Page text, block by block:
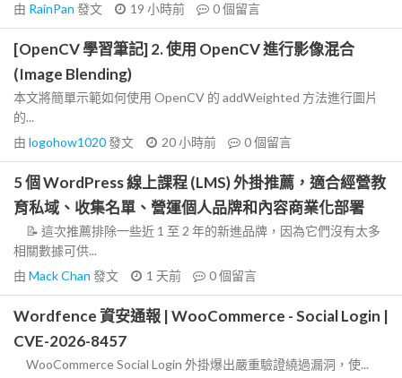
由 RainPan 發文 19 小時前 0個留言
[OpenCV 學習筆記] 2. 使用 OpenCV 進行影像混合
(Image Blending)
本文將簡單示範如何使用 OpenCV 的 addWeighted 方法進行圖片
的...
由 logohow1020發文 20 小時前 0個留言
5 個 WordPress 線上課程 (LMS) 外掛推薦，適合經營教
育私域、收集名單、營運個人品牌和內容商業化部署
📝 這次推薦排除一些近 1 至 2 年的新進品牌，因為它們沒有太多
相關數據可供...
由 Mack Chan 發文 1 天前 0個留言
Wordfence 資安通報 | WooCommerce - Social Login |
CVE-2026-8457
WooCommerce Social Login 外掛爆出嚴重驗證繞過漏洞，使...